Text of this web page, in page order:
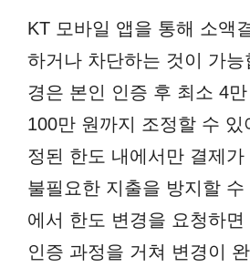
KT 모바일 앱을 통해 소액
하거나 차단하는 것이 가능
경은 본인 인증 후 최소 4
100만 원까지 조정할 수 있
정된 한도 내에서만 결제가
불필요한 지출을 방지할
에서 한도 변경을 요청하면
인증 과정을 거쳐 변경이